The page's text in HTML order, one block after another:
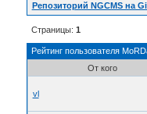
Репозиторий NGCMS на
Страницы: 1
Рейтинг пользователя
От кого
vl